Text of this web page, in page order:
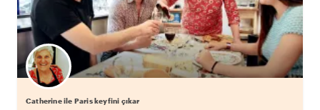
Catherine ile Paris keyfini çıkar